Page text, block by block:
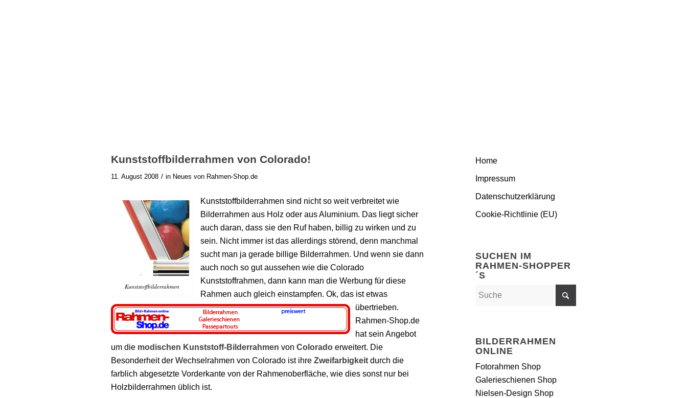
Kunststoffbilderrahmen von Colorado!
11. August 2008 / in Neues von Rahmen-Shop.de
Kunststoffbilderrahmen
Kunststoffbilderrahmen sind nicht so weit verbreitet wie
Bilderrahmen aus Holz oder aus Aluminium. Das liegt sicher
auch daran, dass sie den Ruf haben, billig zu wirken und zu
sein. Nicht immer ist das allerdings störend, denn manchmal
sucht man ja gerade billige Bilderrahmen. Und wenn sie dann
auch noch so gut aussehen wie die Colorado
Kunststoffrahmen, dann kann man die Werbung für diese
Rahmen auch gleich einstampfen. Ok, das ist etwas
übertrieben.
Rahmen-Shop.de
hat sein Angebot
um die modischen Kunststoff-Bilderrahmen von Colorado erweitert. Die
Besonderheit der Wechselrahmen von Colorado ist ihre Zweifarbigkeit durch die
farblich abgesetzte Vorderkante von der Rahmenoberfläche, wie dies sonst nur bei
Holzbilderrahmen üblich ist.
Home
Impressum
Datenschutzerklärung
Cookie-Richtlinie (EU)
SUCHEN IM
RAHMEN-SHOPPER
´S
BILDERRAHMEN
ONLINE
Fotorahmen Shop
Galerieschienen Shop
Nielsen-Design Shop